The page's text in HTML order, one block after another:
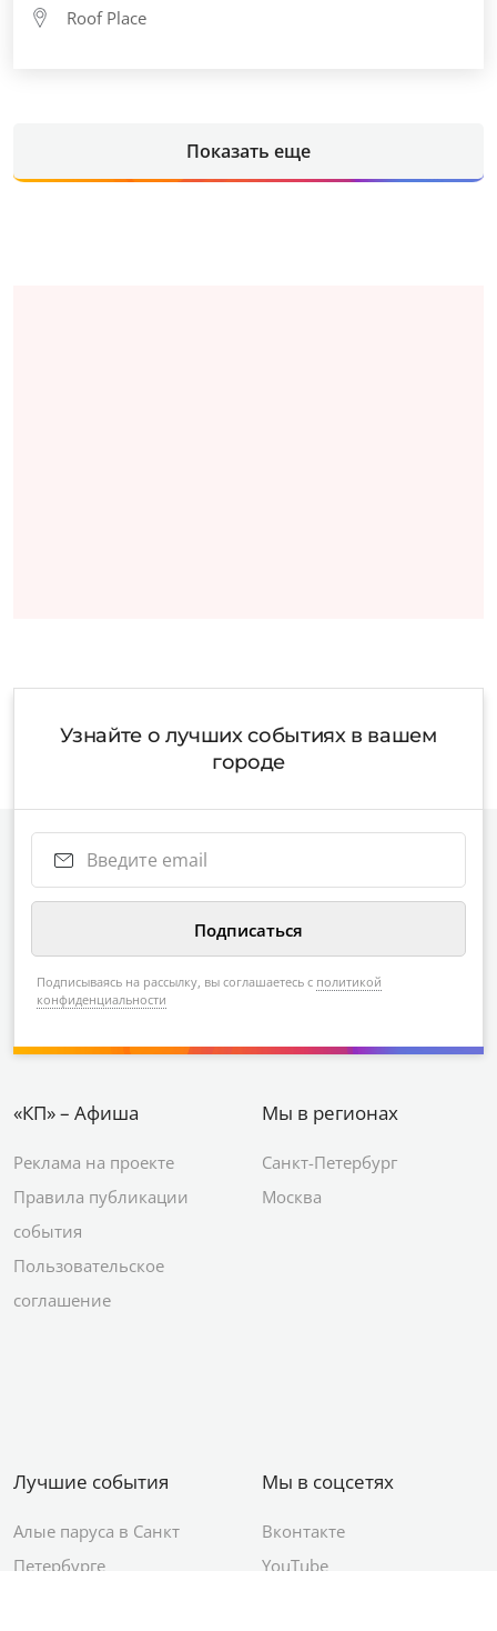
Roof Place
Показать еще
Узнайте о лучших событиях в вашем
городе
Подписываясь на рассылку, вы соглашаетесь с политикой
конфиденциальности
«КП» – Афиша
Реклама на проекте
Правила публикации
события
Пользовательское
соглашение
Мы в регионах
Санкт-Петербург
Москва
Лучшие события
Алые паруса в Санкт
Петербурге
Мы в соцсетях
Вконтакте
YouTube